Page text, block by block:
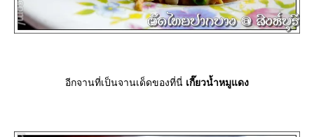
อีกจานที่เป็นจานเด็ดของที่นี่ เกี๊ยวน้ำหมูแดง